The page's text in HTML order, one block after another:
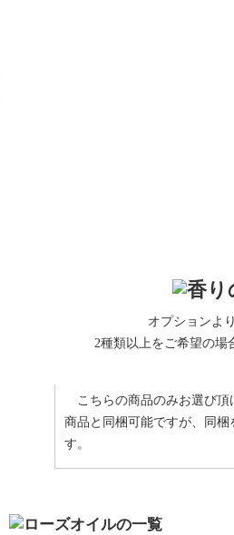
オプションよ
2種類以上をご希望の場
こちらの商品のみお選び
商品と同梱可能ですが、同
す。